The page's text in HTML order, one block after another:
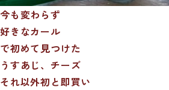
今も変わらず
好きなカール
で初めて見つけた
うすあじ、チーズ
それ以外初と即買い